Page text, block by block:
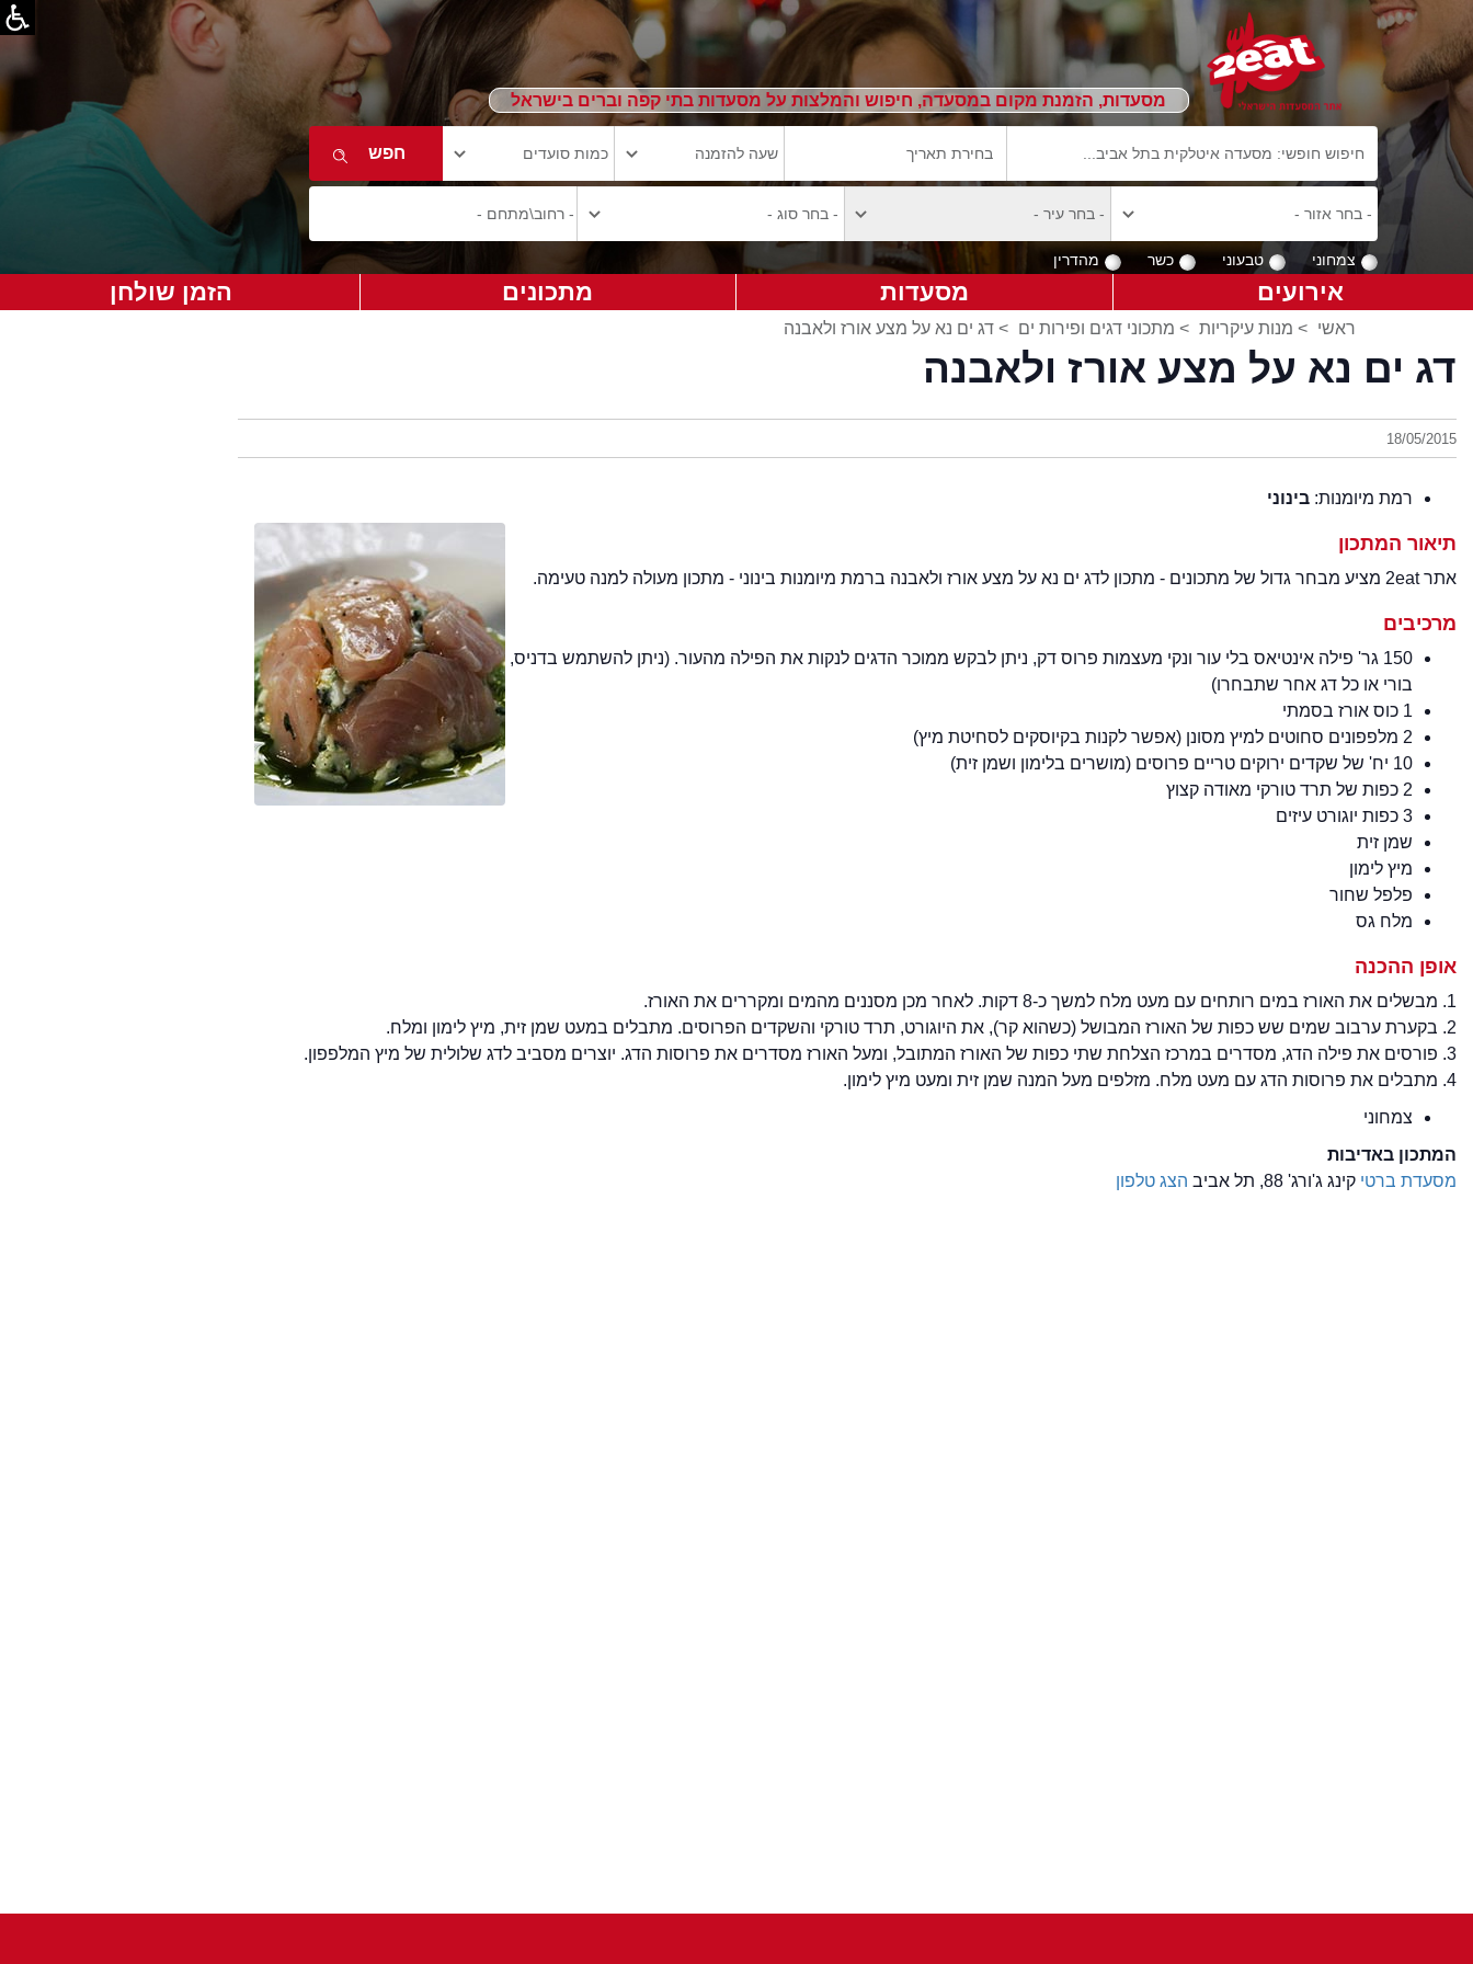
מסעדות, הזמנת מקום במסעדה, חיפוש והמלצות על מסעדות בתי קפה וברים בישראל
צמחוני טבעוני כשר מהדרין
אירועים מסעדות מתכונים הזמן שולחן
ראשי > מנות עיקריות > מתכוני דגים ופירות ים > דג ים נא על מצע אורז ולאבנה
דג ים נא על מצע אורז ולאבנה
18/05/2015
רמת מיומנות: בינוני
תיאור המתכון
אתר 2eat מציע מבחר גדול של מתכונים - מתכון לדג ים נא על מצע אורז ולאבנה ברמת מיומנות בינוני - מתכון מעולה למנה טעימה.
מרכיבים
150 גר' פילה אינטיאס בלי עור ונקי מעצמות פרוס דק, ניתן לבקש ממוכר הדגים לנקות את הפילה מהעור. (ניתן להשתמש בדניס,
בורי או כל דג אחר שתבחרו)
1 כוס אורז בסמתי
2 מלפפונים סחוטים למיץ מסונן (אפשר לקנות בקיוסקים לסחיטת מיץ)
10 יח' של שקדים ירוקים טריים פרוסים (מושרים בלימון ושמן זית)
2 כפות של תרד טורקי מאודה קצוץ
3 כפות יוגורט עיזים
שמן זית
מיץ לימון
פלפל שחור
מלח גס
אופן ההכנה
1. מבשלים את האורז במים רותחים עם מעט מלח למשך כ-8 דקות. לאחר מכן מסננים מהמים ומקררים את האורז.
2. בקערת ערבוב שמים שש כפות של האורז המבושל (כשהוא קר), את היוגורט, תרד טורקי והשקדים הפרוסים. מתבלים במעט שמן זית, מיץ לימון ומלח.
3. פורסים את פילה הדג, מסדרים במרכז הצלחת שתי כפות של האורז המתובל, ומעל האורז מסדרים את פרוסות הדג. יוצרים מסביב לדג שלולית של מיץ המלפפון.
4. מתבלים את פרוסות הדג עם מעט מלח. מזלפים מעל המנה שמן זית ומעט מיץ לימון.
צמחוני
המתכון באדיבות
מסעדת ברטי קינג ג'ורג' 88, תל אביב הצג טלפון